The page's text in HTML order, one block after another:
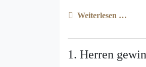
Weiterlesen …
1. Herren